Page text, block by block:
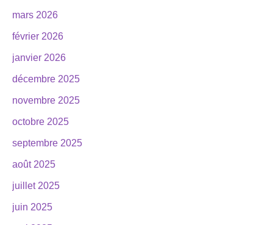
mars 2026
février 2026
janvier 2026
décembre 2025
novembre 2025
octobre 2025
septembre 2025
août 2025
juillet 2025
juin 2025